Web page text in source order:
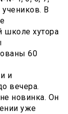
В
школе хутора
60
и
вечера.
новинка. Он
уже